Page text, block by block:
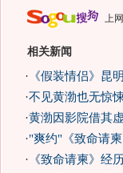
上
相关新闻
· 《假装情侣》昆
·不见黄渤也无惊
·黄渤因影院借其
·"爽约"《致命请
· 《致命请柬》经